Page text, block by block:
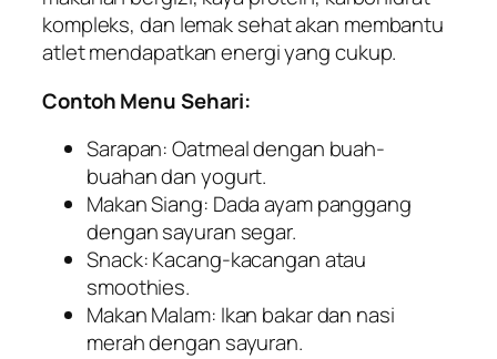
kompleks, dan lemak sehat akan membantu
atlet mendapatkan energi yang cukup.
Contoh Menu Sehari:
Sarapan: Oatmeal dengan buah-
buahan dan yogurt.
Makan Siang: Dada ayam panggang
dengan sayuran segar.
Snack: Kacang-kacangan atau
smoothies.
Makan Malam: Ikan bakar dan nasi
merah dengan sayuran.